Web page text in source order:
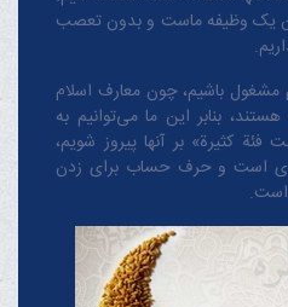
یک وظیفه ماست و بدون تعصب
مشغول باشیم، چون معارف اسلام
بنابر این ما می‌توانیم به
کثیرة» بر آنها پیروز شویم،
است و حرف حساب برای زدن
است.